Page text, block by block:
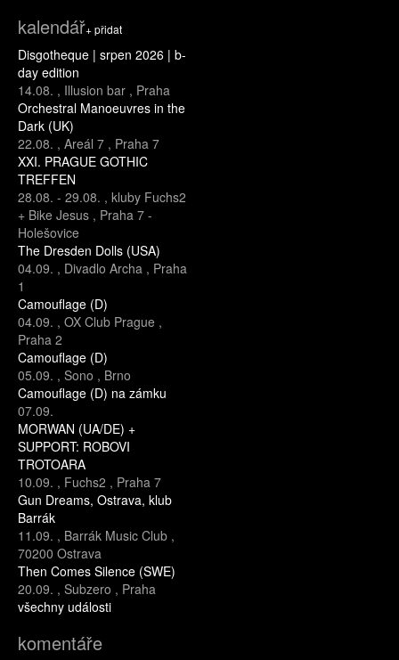
kalendář+ přidat
Disgotheque | srpen 2026 | b-
day edition
14.08. , Illusion bar , Praha
Orchestral Manoeuvres in the
Dark (UK)
22.08. , Areál 7 , Praha 7
XXI. PRAGUE GOTHIC
TREFFEN
28.08. - 29.08. , kluby Fuchs2
+ Bike Jesus , Praha 7 -
Holešovice
The Dresden Dolls (USA)
04.09. , Divadlo Archa , Praha
1
Camouflage (D)
04.09. , OX Club Prague ,
Praha 2
Camouflage (D)
05.09. , Sono , Brno
Camouflage (D) na zámku
07.09.
MORWAN (UA/DE) +
SUPPORT: ROBOVI
TROTOARA
10.09. , Fuchs2 , Praha 7
Gun Dreams, Ostrava, klub
Barrák
11.09. , Barrák Music Club ,
70200 Ostrava
Then Comes Silence (SWE)
20.09. , Subzero , Praha
všechny události
komentáře